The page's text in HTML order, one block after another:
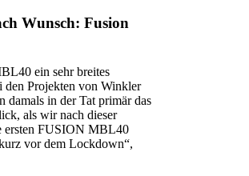
Wunsch: Fusion
ein sehr breites
den Projekten von Winkler
damals in der Tat primär das
als wir nach dieser
ersten FUSION MBL40
vor dem Lockdown“,